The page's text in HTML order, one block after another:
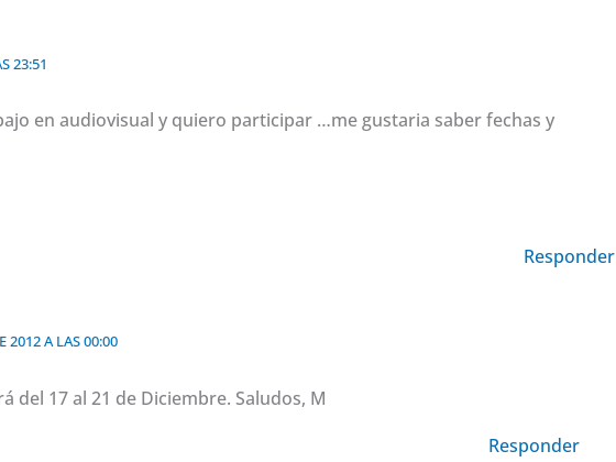
23:51
en audiovisual y quiero participar …me gustaria saber fechas y
Responder
2012 A LAS 00:00
del 17 al 21 de Diciembre. Saludos, M
Responder